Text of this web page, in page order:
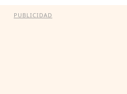
PUBLICIDAD